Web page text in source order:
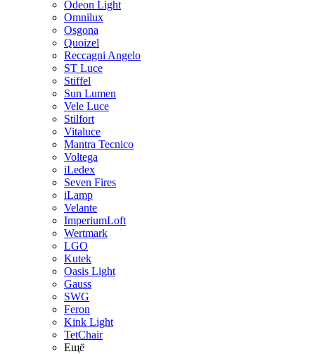
Odeon Light
Omnilux
Osgona
Quoizel
Reccagni Angelo
ST Luce
Stiffel
Sun Lumen
Vele Luce
Stilfort
Vitaluce
Mantra Tecnico
Voltega
iLedex
Seven Fires
iLamp
Velante
ImperiumLoft
Wertmark
LGO
Kutek
Oasis Light
Gauss
SWG
Feron
Kink Light
TetСhair
Ещё